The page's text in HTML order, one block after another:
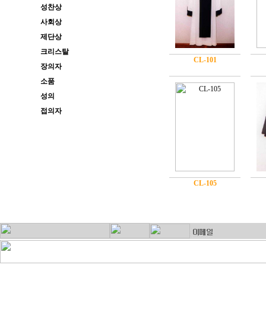
성찬상
사회상
제단상
크리스탈
장의자
소품
성의
접의자
CL-101
CL-105